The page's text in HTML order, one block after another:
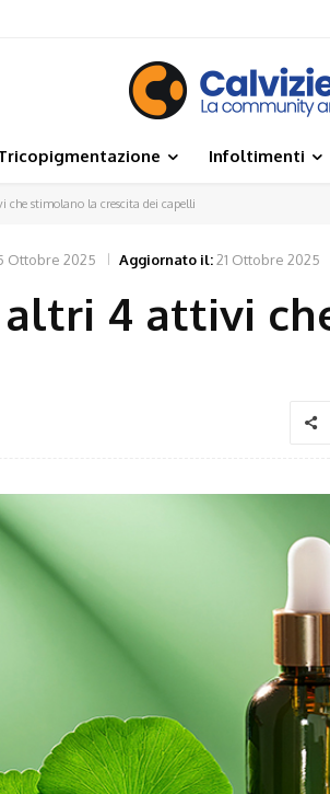
Infoltimenti
che stimolano la crescita dei capelli
Ottobre 2025 Aggiornato il:21 Ottobre 2025
4 attivi